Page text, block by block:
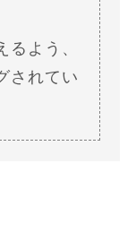
るよう、
されてい